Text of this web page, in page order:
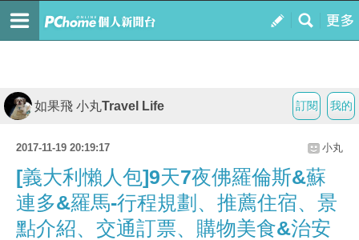
我的
訂閱
如果飛 小丸Travel Life
2017-11-19 20:19:17 小丸
[義大利懶人包]9天7夜佛羅倫斯&蘇
連多&羅馬-行程規劃、推薦住宿、景
點介紹、交通訂票、購物美食&治安